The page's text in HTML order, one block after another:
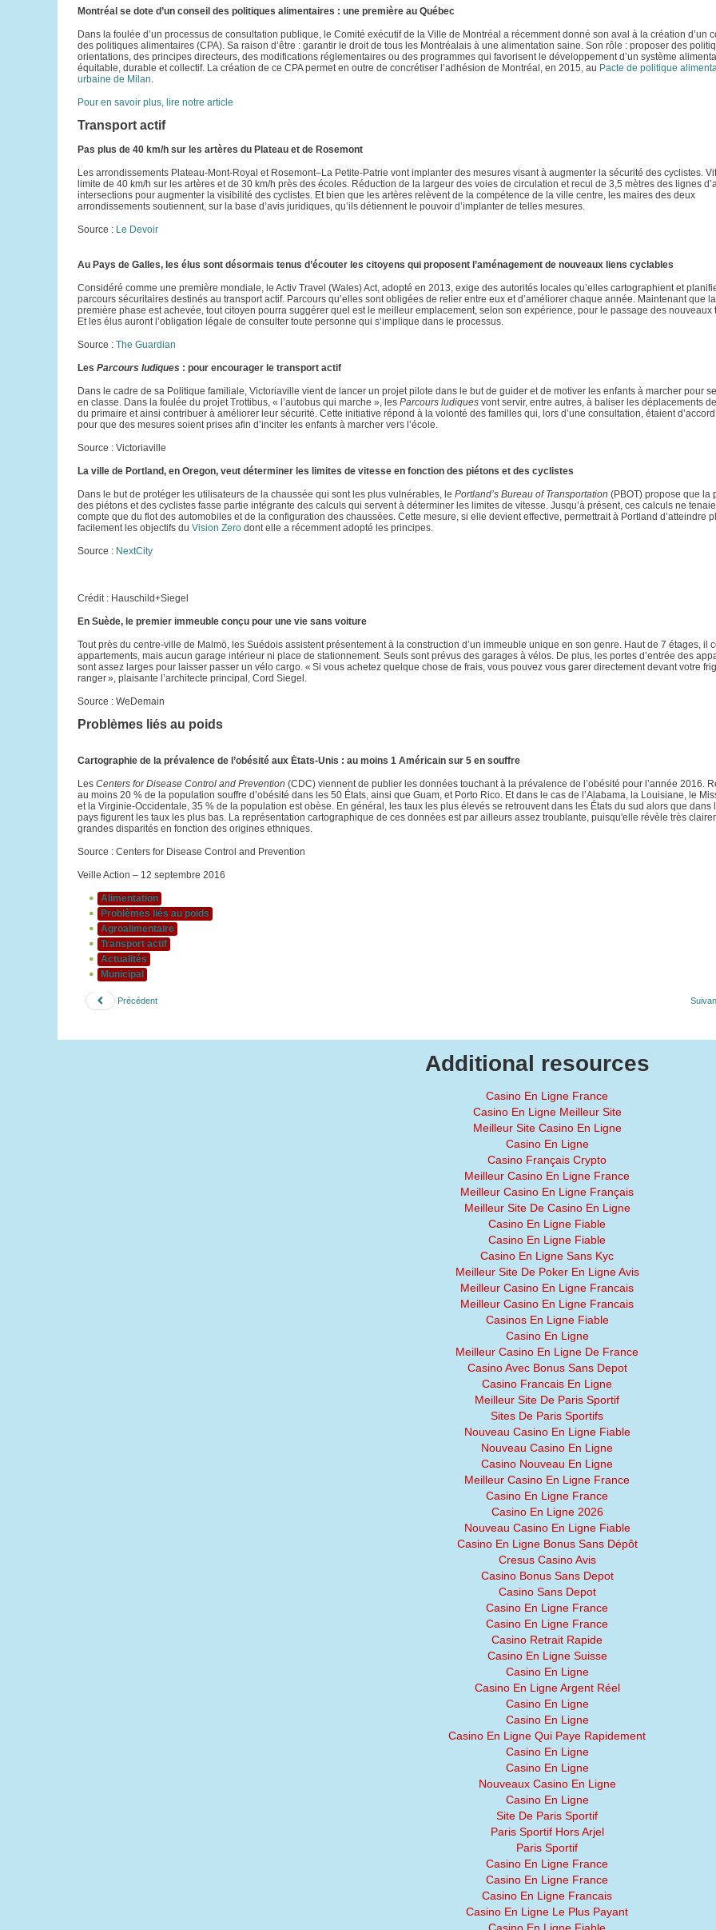
Montréal se dote d’un conseil des politiques alimentaires : une première au Québec
Dans la foulée d’un processus de consultation publique, le Comité exécutif de la Ville de Montréal a récemment donné son aval à la création d’un
des politiques alimentaires (CPA). Sa raison d’être : garantir le droit de tous les Montréalais à une alimentation saine. Son rôle : proposer des
orientations, des principes directeurs, des modifications réglementaires ou des programmes qui favorisent le développement d’un système
équitable, durable et collectif. La création de ce CPA permet en outre de concrétiser l’adhésion de Montréal, en 2015, au Pacte de politique
urbaine de Milan.
Pour en savoir plus, lire notre article
Transport actif
Pas plus de 40 km/h sur les artères du Plateau et de Rosemont
Les arrondissements Plateau-Mont-Royal et Rosemont–La Petite-Patrie vont implanter des mesures visant à augmenter la sécurité des cyclistes.
limite de 40 km/h sur les artères et de 30 km/h près des écoles. Réduction de la largeur des voies de circulation et recul de 3,5 mètres des lignes
intersections pour augmenter la visibilité des cyclistes. Et bien que les artères relèvent de la compétence de la ville centre, les maires des deux
arrondissements soutiennent, sur la base d’avis juridiques, qu’ils détiennent le pouvoir d’implanter de telles mesures.
Source : Le Devoir
Au Pays de Galles, les élus sont désormais tenus d’écouter les citoyens qui proposent l’aménagement de nouveaux liens cyclables
Considéré comme une première mondiale, le Activ Travel (Wales) Act, adopté en 2013, exige des autorités locales qu’elles cartographient et
parcours sécuritaires destinés au transport actif. Parcours qu’elles sont obligées de relier entre eux et d’améliorer chaque année. Maintenant que la
première phase est achevée, tout citoyen pourra suggérer quel est le meilleur emplacement, selon son expérience, pour le passage des nouveaux
Et les élus auront l’obligation légale de consulter toute personne qui s’implique dans le processus.
Source : The Guardian
Les Parcours ludiques : pour encourager le transport actif
Dans le cadre de sa Politique familiale, Victoriaville vient de lancer un projet pilote dans le but de guider et de motiver les enfants à marcher pour
en classe. Dans la foulée du projet Trottibus, « l’autobus qui marche », les Parcours ludiques vont servir, entre autres, à baliser les déplacements
du primaire et ainsi contribuer à améliorer leur sécurité. Cette initiative répond à la volonté des familles qui, lors d’une consultation, étaient
pour que des mesures soient prises afin d’inciter les enfants à marcher vers l’école.
Source : Victoriaville
La ville de Portland, en Oregon, veut déterminer les limites de vitesse en fonction des piétons et des cyclistes
Dans le but de protéger les utilisateurs de la chaussée qui sont les plus vulnérables, le Portland’s Bureau of Transportation (PBOT) propose que la
des piétons et des cyclistes fasse partie intégrante des calculs qui servent à déterminer les limites de vitesse. Jusqu’à présent, ces calculs ne
compte que du flot des automobiles et de la configuration des chaussées. Cette mesure, si elle devient effective, permettrait à Portland d’atteindre
facilement les objectifs du Vision Zero dont elle a récemment adopté les principes.
Source : NextCity
Crédit : Hauschild+Siegel
En Suède, le premier immeuble conçu pour une vie sans voiture
Tout près du centre-ville de Malmö, les Suédois assistent présentement à la construction d’un immeuble unique en son genre. Haut de 7 étages, il
appartements, mais aucun garage intérieur ni place de stationnement. Seuls sont prévus des garages à vélos. De plus, les portes d’entrée des
sont assez larges pour laisser passer un vélo cargo. « Si vous achetez quelque chose de frais, vous pouvez vous garer directement devant votre
ranger », plaisante l’architecte principal, Cord Siegel.
Source : WeDemain
Problèmes liés au poids
Cartographie de la prévalence de l’obésité aux États-Unis : au moins 1 Américain sur 5 en souffre
Les Centers for Disease Control and Prevention (CDC) viennent de publier les données touchant à la prévalence de l’obésité pour l’année 2016.
au moins 20 % de la population souffre d’obésité dans les 50 États, ainsi que Guam, et Porto Rico. Et dans le cas de l’Alabama, la Louisiane, le
et la Virginie-Occidentale, 35 % de la population est obèse. En général, les taux les plus élevés se retrouvent dans les États du sud alors que dans
pays figurent les taux les plus bas. La représentation cartographique de ces données est par ailleurs assez troublante, puisqu'elle révèle très
grandes disparités en fonction des origines ethniques.
Source : Centers for Disease Control and Prevention
Veille Action – 12 septembre 2016
Alimentation
Problèmes liés au poids
Agroalimentaire
Transport actif
Actualités
Municipal
Précédent
Additional resources
Casino En Ligne France
Casino En Ligne Meilleur Site
Meilleur Site Casino En Ligne
Casino En Ligne
Casino Français Crypto
Meilleur Casino En Ligne France
Meilleur Casino En Ligne Français
Meilleur Site De Casino En Ligne
Casino En Ligne Fiable
Casino En Ligne Fiable
Casino En Ligne Sans Kyc
Meilleur Site De Poker En Ligne Avis
Meilleur Casino En Ligne Francais
Meilleur Casino En Ligne Francais
Casinos En Ligne Fiable
Casino En Ligne
Meilleur Casino En Ligne De France
Casino Avec Bonus Sans Depot
Casino Francais En Ligne
Meilleur Site De Paris Sportif
Sites De Paris Sportifs
Nouveau Casino En Ligne Fiable
Nouveau Casino En Ligne
Casino Nouveau En Ligne
Meilleur Casino En Ligne France
Casino En Ligne France
Casino En Ligne 2026
Nouveau Casino En Ligne Fiable
Casino En Ligne Bonus Sans Dépôt
Cresus Casino Avis
Casino Bonus Sans Depot
Casino Sans Depot
Casino En Ligne France
Casino En Ligne France
Casino Retrait Rapide
Casino En Ligne Suisse
Casino En Ligne
Casino En Ligne Argent Réel
Casino En Ligne
Casino En Ligne
Casino En Ligne Qui Paye Rapidement
Casino En Ligne
Casino En Ligne
Nouveaux Casino En Ligne
Casino En Ligne
Site De Paris Sportif
Paris Sportif Hors Arjel
Paris Sportif
Casino En Ligne France
Casino En Ligne France
Casino En Ligne Francais
Casino En Ligne Le Plus Payant